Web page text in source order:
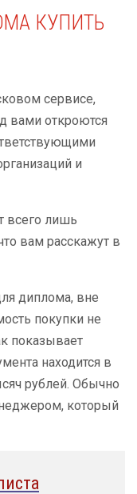
КУПИТЬ
сервисе,
вами откроются
и
всего лишь
вам расскажут в
диплома, вне
покупки не
показывает
находится в
рублей. Обычно
который